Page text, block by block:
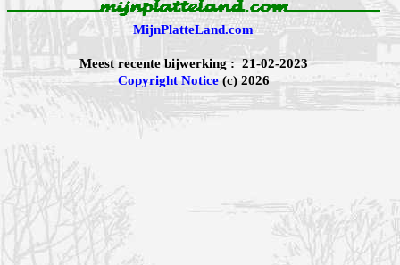
MijnPlatteLand.com
Meest recente bijwerking : 21-02-2023
Copyright Notice(c) 2026